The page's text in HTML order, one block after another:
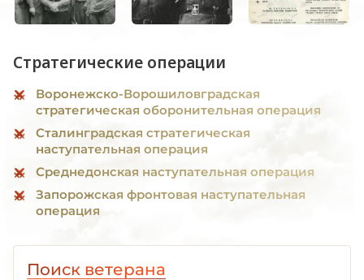
Стратегические операции
Воронежско-Ворошиловградская
стратегическая оборонительная операция
Сталинградская стратегическая
наступательная операция
Среднедонская наступательная операция
Запорожская фронтовая наступательная
операция
Поиск ветерана